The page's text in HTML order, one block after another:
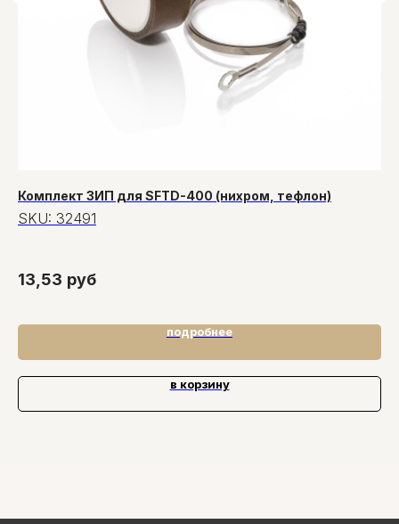
Комплект ЗИП для SFTD-400 (нихром, тефлон)
SKU: 32491
13,53 руб
подробнее
в корзину